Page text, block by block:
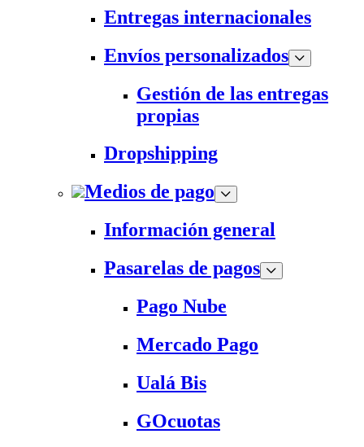
Entregas internacionales
Envíos personalizados
Gestión de las entregas
propias
Dropshipping
Medios de pago
Información general
Pasarelas de pagos
Pago Nube
Mercado Pago
Ualá Bis
GOcuotas